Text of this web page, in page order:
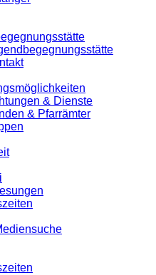
& Dienste
& Pfarrämter